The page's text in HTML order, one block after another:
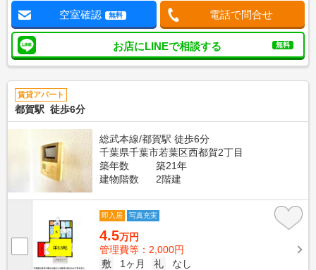
空室確認 無料 電話で問合せ
お店にLINEで相談する 無料
賃貸アパート
都賀駅 徒歩6分
総武本線/都賀駅 徒歩6分
千葉県千葉市若葉区西都賀2丁目
築年数
築21年
建物階数
2階建
即入居 写真充実
4.5万円
管理費等：2,000円
敷
1ヶ月 礼
なし